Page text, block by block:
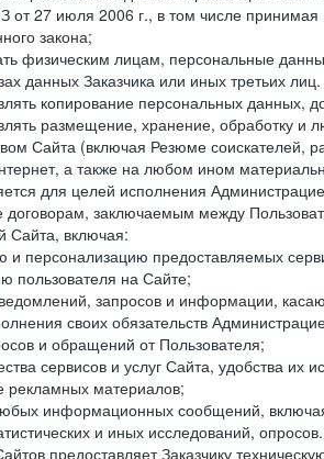
27 июля 2006 г., в том числе принимая
закона;
физическим лицам, персональные
данных Заказчика или иных третьих лиц.
копирование персональных данных,
размещение, хранение, обработку и
Сайта (включая Резюме
а также на любом ином
для целей исполнения
заключаемым между
Сайта, включая:
персонализацию предоставляемых
пользователя на Сайте;
запросов и информации,
своих обязательств
и обращений от Пользователя;
сервисов и услуг Сайта, удобства их
рекламных материалов;
информационных сообщений,
и иных исследований, опросов.
предоставляет Заказчику